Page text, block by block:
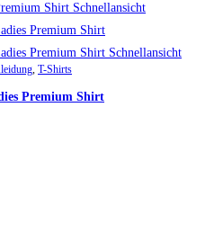
Schnellansicht
Schnellansicht
, T-Shirts
Premium Shirt